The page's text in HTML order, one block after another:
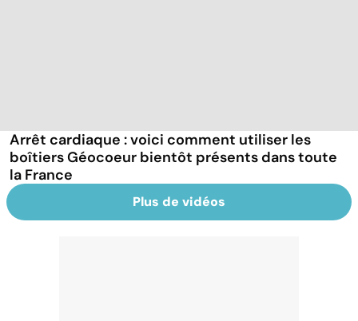
Arrêt cardiaque : voici comment utiliser les
boîtiers Géocoeur bientôt présents dans toute
la France
Plus de vidéos